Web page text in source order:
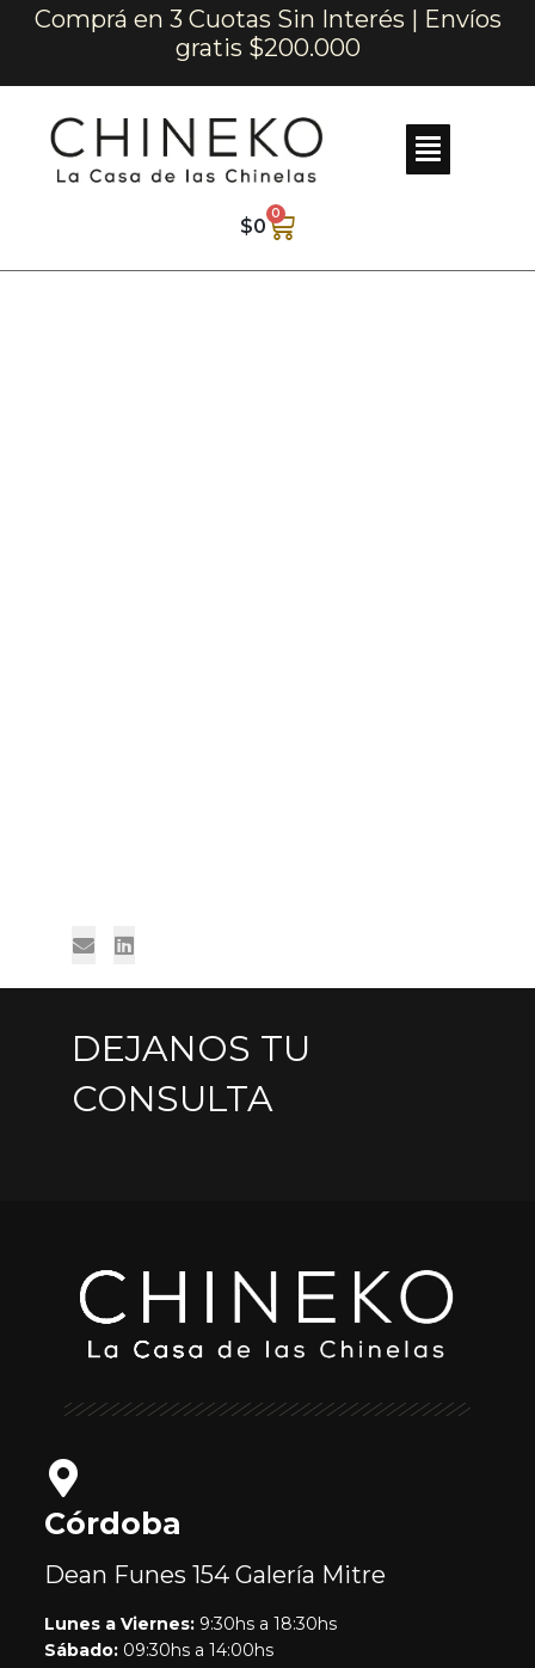
Comprá en 3 Cuotas Sin Interés | Envíos
gratis $200.000
$0
0
LOCALES
DEJANOS TU
CONSULTA
Córdoba
Dean Funes 154Galería Mitre
Lunes a Viernes: 9:30hs a 18:30hs
Sábado: 09:30hs a 14:00hs